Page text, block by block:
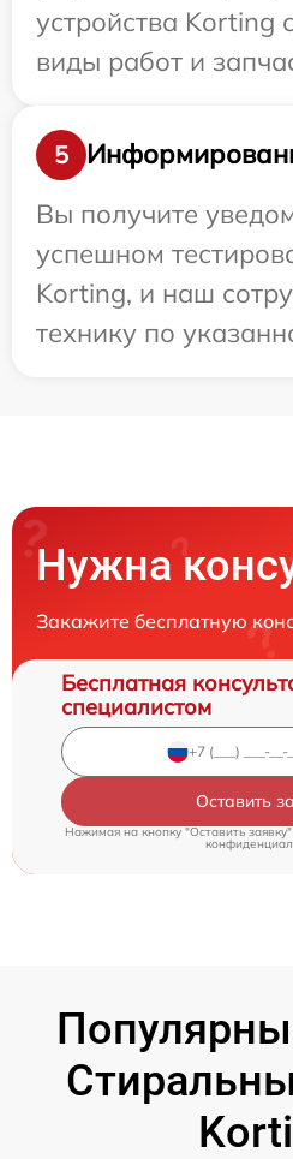
устройства Korting
виды работ и
5
Вы получите
успешном
Korting, и наш
технику по
Нужна
Закажите бесплатную
Бесплатная
специалистом
Оставить
Нажимая на кнопку "Оставить